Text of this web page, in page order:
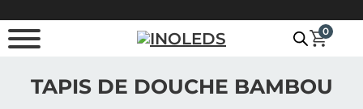
0
TAPIS DE DOUCHE BAMBOU